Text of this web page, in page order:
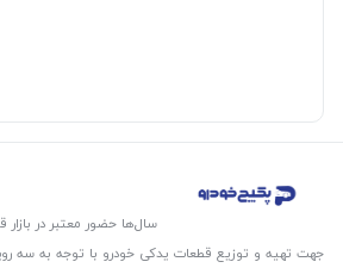
سال‌ها حضور معتبر در
جهت تهیه و توزیع قطعات یدکی خودرو با توجه به سه